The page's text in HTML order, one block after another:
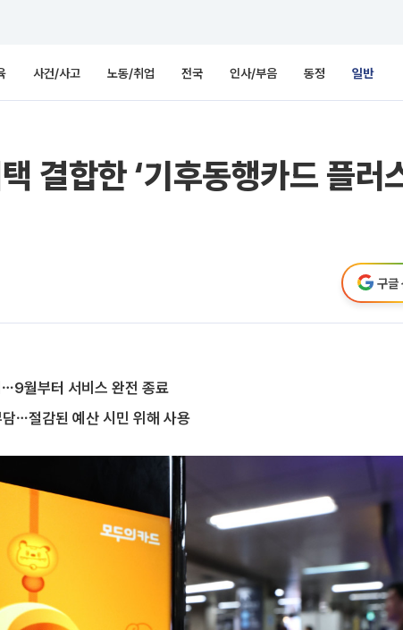
사건/사고 노동/취업 전국 인사/부음 동정 일반
결합한 ‘기후동행카드 플
구글
월부터 서비스 완전 종료
⋯절감된 예산 시민 위해 사용